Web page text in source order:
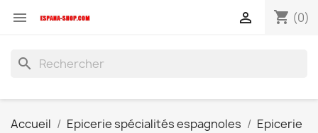
 shopping_cart (0)

search
Accueil Epicerie spécialités espagnoles
Epicerie